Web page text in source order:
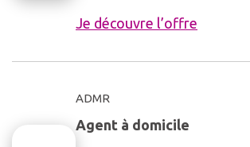
Je découvre l’offre
ADMR
Agent à domicile